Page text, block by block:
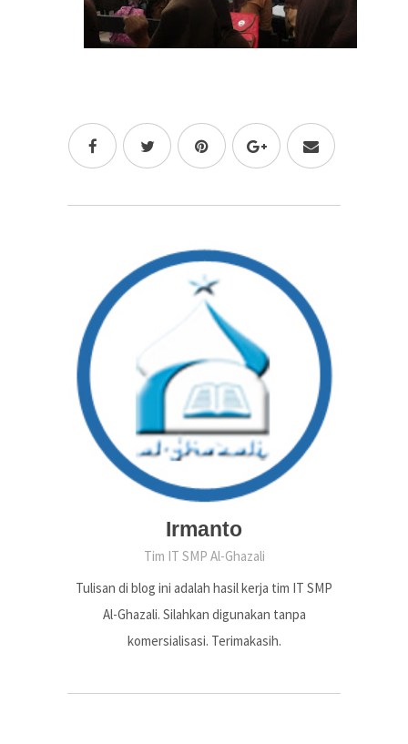
Irmanto
Tim IT SMP Al-Ghazali
Tulisan di blog ini adalah hasil kerja tim IT SMP
Al-Ghazali. Silahkan digunakan tanpa
komersialisasi. Terimakasih.